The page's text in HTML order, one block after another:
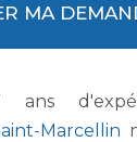
MA
Marcellin